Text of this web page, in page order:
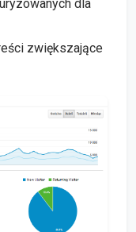
dla
zwiększające